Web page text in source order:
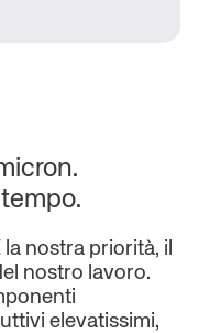
nostra priorità, il
nostro lavoro.
elevatissimi,